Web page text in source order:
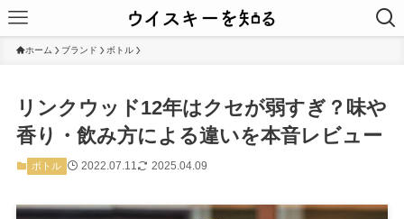
ホーム ブランド ボトル
リンクウッド12年はクセが弱すぎ？味や
香り・飲み方による違いを本音レビュー
ボトル 2022.07.11 2025.04.09